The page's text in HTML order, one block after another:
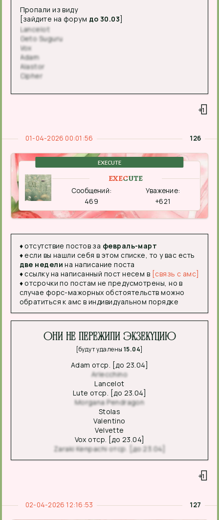
Пропали из виду
[зайдите на форум до 30.03]
Lancelot
Geto Suguru
Vox
Adam
Alastor
Cipher
+1
126
01-04-2026 00:01:56
EXECUTE
EXECUTE
Сообщений:
469
Уважение:
+621
♦ отсутствие постов за февраль-март
♦ если вы нашли себя в этом списке, то у вас есть
две недели на написание поста
♦ ссылку на написанный пост несем в [связь с амс]
♦ отсрочки по постам не предусмотрены, но в
случае форс-мажорных обстоятельств можно
обратиться к амс в индивидуальном порядке
Они не пережили экзекуцию
[будут удалены15.04]
Adam отср. [до 23.04]
Arlecchino
Lancelot
Lute отср. [до 23.04]
Morgana Pendragon
Stolas
Valentino
Velvette
Vox отср. [до 23.04]
Zaraki Kenpachi отср. [до 23.04]
+1
127
02-04-2026 12:16:53